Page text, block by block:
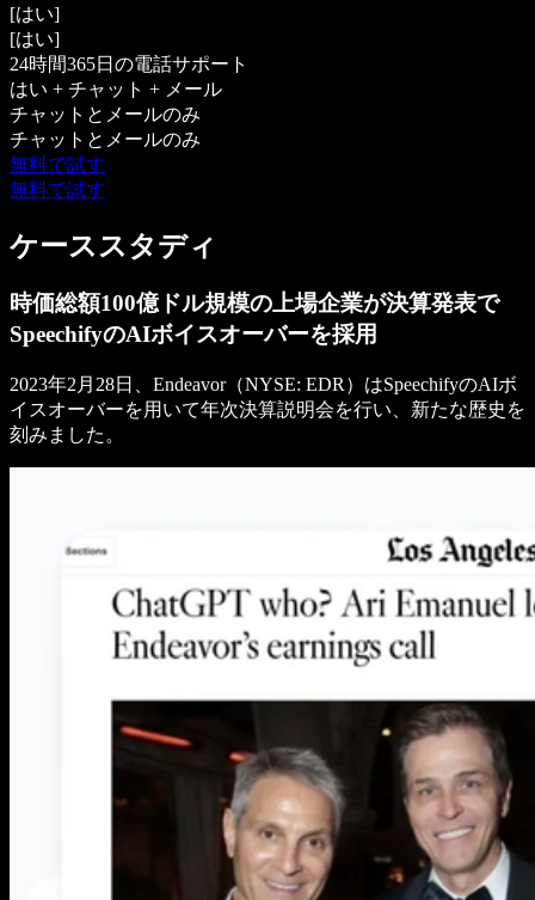
[はい]
[はい]
24時間365日の電話サポート
はい + チャット + メール
チャットとメールのみ
チャットとメールのみ
無料で試す
無料で試す
ケーススタディ
時価総額100億ドル規模の上場企業が決算発表で
SpeechifyのAIボイスオーバーを採用
2023年2月28日、Endeavor（NYSE: EDR）はSpeechifyのAIボ
イスオーバーを用いて年次決算説明会を行い、新たな歴史を
刻みました。